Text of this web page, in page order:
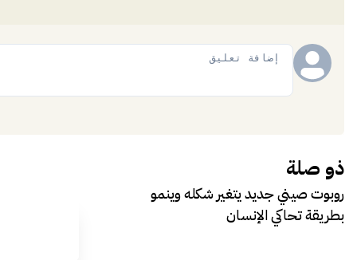
ذو صلة
روبوت صيني جديد يتغير شكله وينمو
بطريقة تحاكي الإنسان